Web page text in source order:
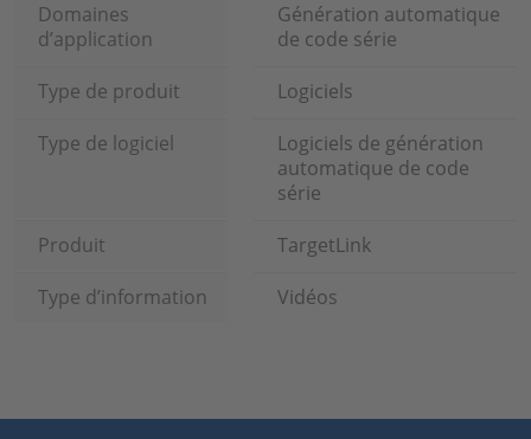
Domaines
d’application
Génération automatique
de code série
Type de produit
Logiciels
Type de logiciel
Logiciels de génération
automatique de code
série
Produit
TargetLink
Type d’information
Vidéos